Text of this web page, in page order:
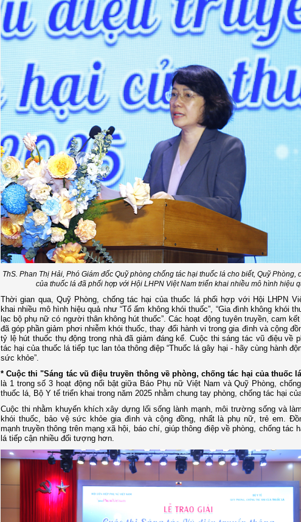
ThS. Phan Thị Hải, Phó Giám đốc Quỹ phòng chống tác hại thuốc lá cho biết, Quỹ Phòng,
của thuốc lá đã phối hợp với Hội LHPN Việt Nam triển khai nhiều mô hình hiệu
Thời gian qua, Quỹ Phòng, chống tác hại của thuốc lá phối hợp với Hội LHPN
khai nhiều mô hình hiệu quả như “Tổ ấm không khói thuốc”, “Gia đình không khói
lạc bộ phụ nữ có người thân không hút thuốc”. Các hoạt động tuyên truyền, cam
đã góp phần giảm phơi nhiễm khói thuốc, thay đổi hành vi trong gia đình và cộng
tỷ lệ hút thuốc thụ động trong nhà đã giảm đáng kể. Cuộc thi sáng tác vũ điệu về
tác hại của thuốc lá tiếp tục lan tỏa thông điệp “Thuốc lá gây hại - hãy cùng hành
sức khỏe”.
* Cuộc thi "Sáng tác vũ điệu truyền thông về phòng, chống tác hại của thuốc
là 1 trong số 3 hoạt động nổi bật giữa Báo Phụ nữ Việt Nam và Quỹ Phòng,
thuốc lá, Bộ Y tế triển khai trong năm 2025 nhằm chung tay phòng, chống tác hại
Cuộc thi nhằm khuyến khích xây dựng lối sống lành mạnh, môi trường sống và
khói thuốc, bảo vệ sức khỏe gia đình và cộng đồng, nhất là phụ nữ, trẻ em.
mạnh truyền thông trên mạng xã hội, báo chí, giúp thông điệp về phòng, chống tác
lá tiếp cận nhiều đối tượng hơn.